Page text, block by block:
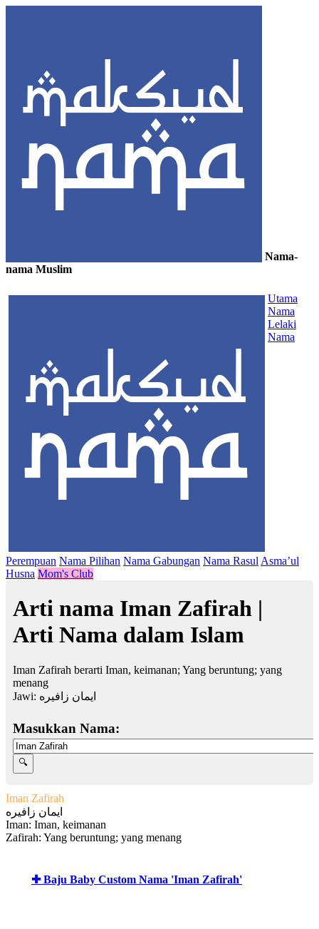
Nama-
nama Muslim
Utama
Nama
Lelaki
Nama
Perempuan Nama Pilihan Nama Gabungan Nama Rasul Asma’ul
Husna Mom's Club
Arti nama Iman Zafirah |
Arti Nama dalam Islam
Iman Zafirah berarti Iman, keimanan; Yang beruntung; yang
menang
Jawi: ايمان زافيره
Masukkan Nama:
Iman Zafirah
ايمان زافيره
Iman: Iman, keimanan
Zafirah: Yang beruntung; yang menang
✚ Baju Baby Custom Nama 'Iman Zafirah'